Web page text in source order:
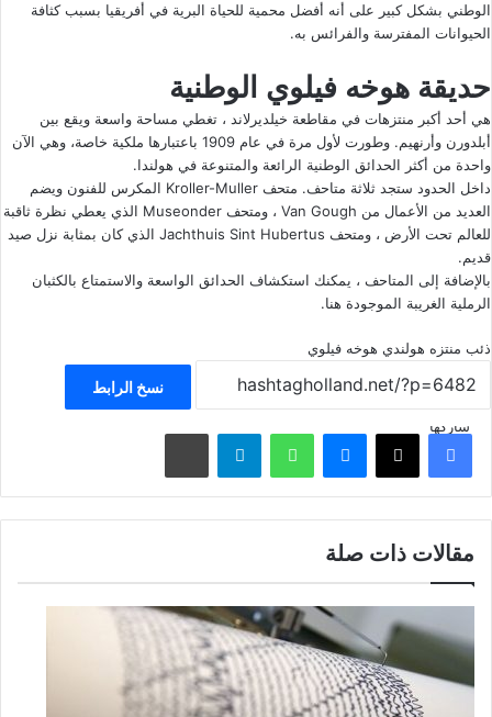
الوطني بشكل كبير على أنه أفضل محمية للحياة البرية في أفريقيا بسبب كثافة
الحيوانات المفترسة والفرائس به.
حديقة هوخه فيلوي الوطنية
هي أحد أكبر منتزهات في مقاطعة خيلديرلاند ، تغطي مساحة واسعة ويقع بين
أبلدورن وأرنهيم. وطورت لأول مرة في عام 1909 باعتبارها ملكية خاصة، وهي الآن
واحدة من أكثر الحدائق الوطنية الرائعة والمتنوعة في هولندا.
داخل الحدود ستجد ثلاثة متاحف. متحف Kroller-Muller المكرس للفنون ويضم
العديد من الأعمال من Van Gough ، ومتحف Museonder الذي يعطي نظرة ثاقبة
للعالم تحت الأرض ، ومتحف Jachthuis Sint Hubertus الذي كان بمثابة نزل صيد
قديم.
بالإضافة إلى المتاحف ، يمكنك استكشاف الحدائق الواسعة والاستمتاع بالكثبان
الرملية الغريبة الموجودة هنا.
ذئب منتزه هولندي هوخه فيلوي
نسخ الرابط
شاركهافيسبوك ‫X ماسنجر واتساب تيلقرام مشاركة عبر البريد
مقالات ذات صلة